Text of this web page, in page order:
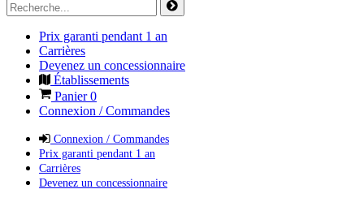
Prix garanti pendant 1 an
Carrières
Devenez un concessionnaire
Établissements
Panier0
Connexion / Commandes
Connexion / Commandes
Prix garanti pendant 1 an
Carrières
Devenez un concessionnaire